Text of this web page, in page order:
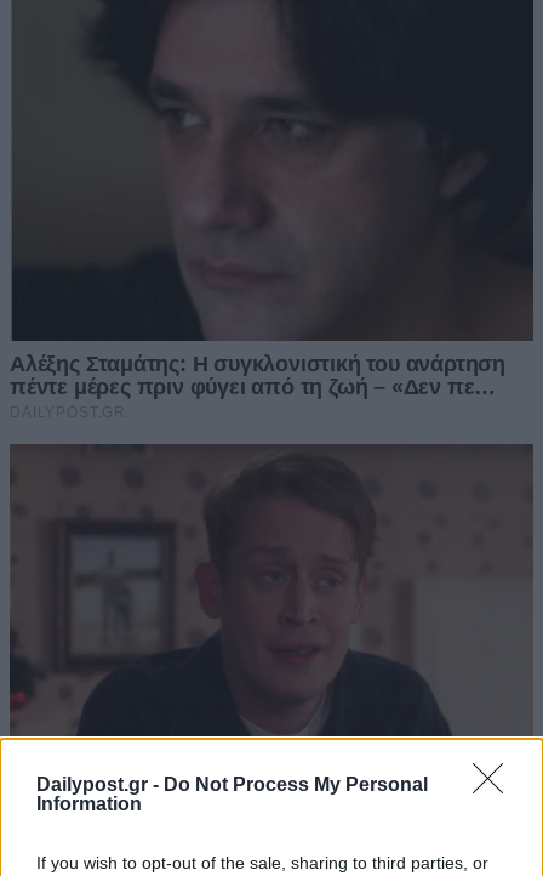
Dailypost.gr - Do Not Process My Personal
Information
If you wish to opt-out of the sale, sharing to third parties, or